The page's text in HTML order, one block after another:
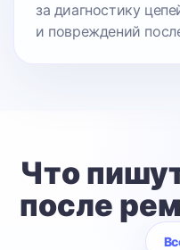
за диагностику
и повреждений
Что
после